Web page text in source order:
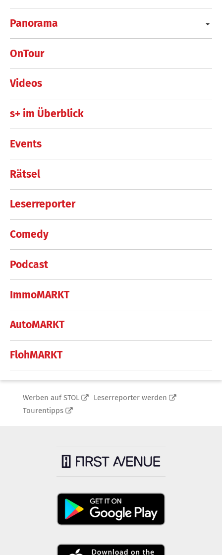
Panorama
OnTour
Videos
s+ im Überblick
Events
Rätsel
Leserreporter
Comedy
Podcast
ImmoMARKT
AutoMARKT
FlohMARKT
Werben auf STOL
Leserreporter werden
Tourentipps